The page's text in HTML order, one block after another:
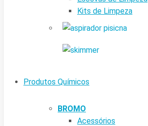
Kits de Limpeza
Produtos Químicos
BROMO
Acessórios